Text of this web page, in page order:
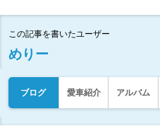
この記事を書いたユーザー
めりー
ブログ 愛車紹介 アルバム